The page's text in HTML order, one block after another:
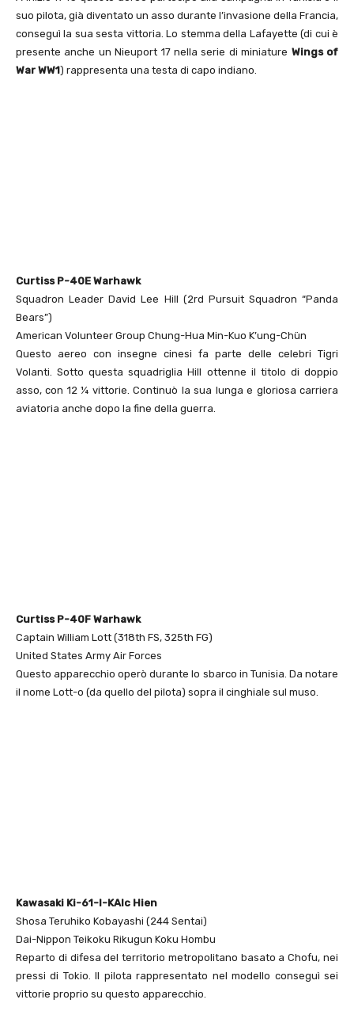
suo pilota, già diventato un asso durante l’invasione della Francia,
conseguì la sua sesta vittoria. Lo stemma della Lafayette (di cui è
presente anche un Nieuport 17 nella serie di miniature Wings of
War WW1) rappresenta una testa di capo indiano.
Curtiss P-40E Warhawk
Squadron Leader David Lee Hill (2rd Pursuit Squadron “Panda
Bears”)
American Volunteer Group Chung-Hua Min-Kuo K’ung-Chün
Questo aereo con insegne cinesi fa parte delle celebri Tigri
Volanti. Sotto questa squadriglia Hill ottenne il titolo di doppio
asso, con 12 ¼ vittorie. Continuò la sua lunga e gloriosa carriera
aviatoria anche dopo la fine della guerra.
Curtiss P-40F Warhawk
Captain William Lott (318th FS, 325th FG)
United States Army Air Forces
Questo apparecchio operò durante lo sbarco in Tunisia. Da notare
il nome Lott-o (da quello del pilota) sopra il cinghiale sul muso.
Kawasaki Ki-61-I-KAIc Hien
Shosa Teruhiko Kobayashi (244 Sentai)
Dai-Nippon Teikoku Rikugun Koku Hombu
Reparto di difesa del territorio metropolitano basato a Chofu, nei
pressi di Tokio. Il pilota rappresentato nel modello conseguì sei
vittorie proprio su questo apparecchio.